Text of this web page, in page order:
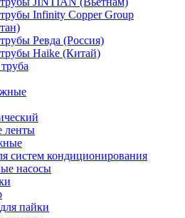
Infinity Copper Group
Ревда (Россия)
Haike (Китай)
ленты
систем кондиционирования
насосы
пайки